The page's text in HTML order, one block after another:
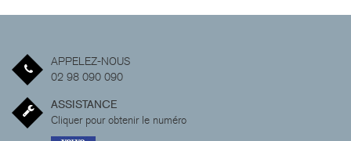
APPELEZ-NOUS
02 98 090 090
ASSISTANCE
Cliquer pour obtenir le numéro